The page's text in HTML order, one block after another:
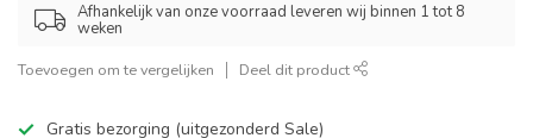
Afhankelijk van onze voorraad leveren wij binnen 1 tot 8
weken
Toevoegen om te vergelijken Deel dit product
Gratis bezorging (uitgezonderd Sale)